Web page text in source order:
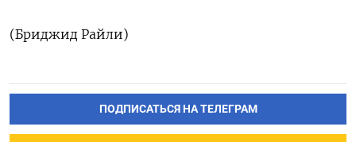
(Бриджид Райли)
ПОДПИСАТЬСЯ НА ТЕЛЕГРАМ